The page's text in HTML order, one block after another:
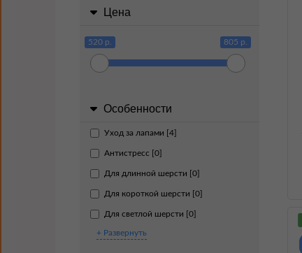
Цена
520 р. 805 р.
Особенности
Уход за лапами [4]
Антистресс [0]
Для длинной шерсти [0]
Для короткой шерсти [0]
Для светлой шерсти [0]
+ Развернуть